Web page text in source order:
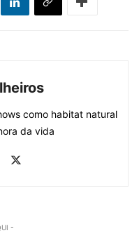
como habitat natural
da vida
-